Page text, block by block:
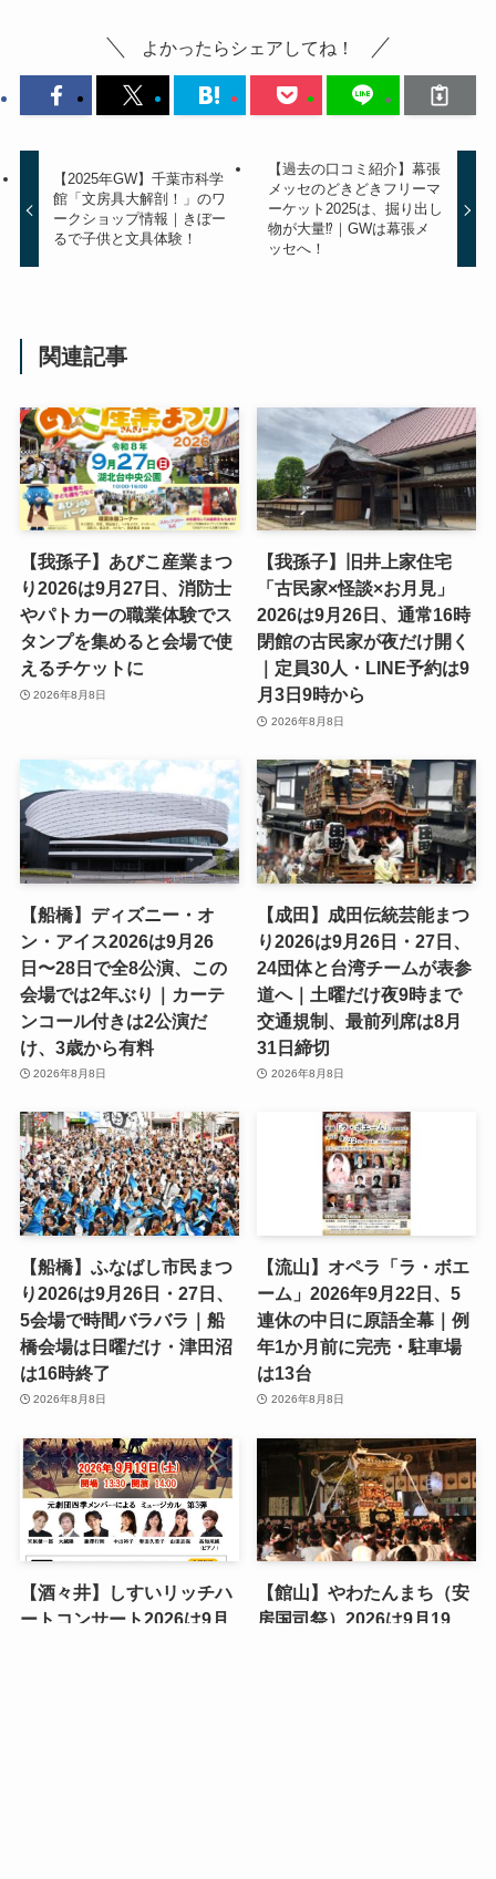
よかったらシェアしてね！
【2025年GW】千葉市科学
館「文房具大解剖！」のワ
ークショップ情報｜きぼー
るで子供と文具体験！
【過去の口コミ紹介】幕張
メッセのどきどきフリーマ
ーケット2025は、掘り出し
物が大量⁉｜GWは幕張メ
ッセへ！
関連記事
【我孫子】あびこ産業まつ
り2026は9月27日、消防士
やパトカーの職業体験でス
タンプを集めると会場で使
えるチケットに
2026年8月8日
【我孫子】旧井上家住宅
「古民家×怪談×お月見」
2026は9月26日、通常16時
閉館の古民家が夜だけ開く
｜定員30人・LINE予約は9
月3日9時から
2026年8月8日
【船橋】ディズニー・オ
ン・アイス2026は9月26
日〜28日で全8公演、この
会場では2年ぶり｜カーテ
ンコール付きは2公演だ
け、3歳から有料
2026年8月8日
【成田】成田伝統芸能まつ
り2026は9月26日・27日、
24団体と台湾チームが表参
道へ｜土曜だけ夜9時まで
交通規制、最前列席は8月
31日締切
2026年8月8日
【船橋】ふなばし市民まつ
り2026は9月26日・27日、
5会場で時間バラバラ｜船
橋会場は日曜だけ・津田沼
は16時終了
2026年8月8日
【流山】オペラ「ラ・ボエ
ーム」2026年9月22日、5
連休の中日に原語全幕｜例
年1か月前に完売・駐車場
は13台
2026年8月8日
【酒々井】しすいリッチハ
ートコンサート2026は9月
【館山】やわたんまち（安
房国司祭）2026は9月19